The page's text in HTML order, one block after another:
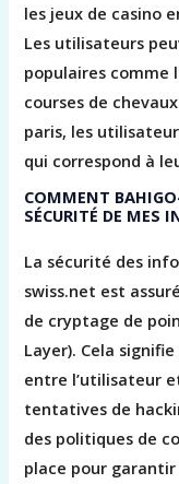
les jeux de casino
Les utilisateurs
populaires
courses de
paris, les
qui correspond à
COMMENT
SÉCURITÉ DE MES
La sécurité des
swiss.net est
de cryptage de
Layer). Cela
entre l’utilisateur
tentatives de
des politiques de
place pour